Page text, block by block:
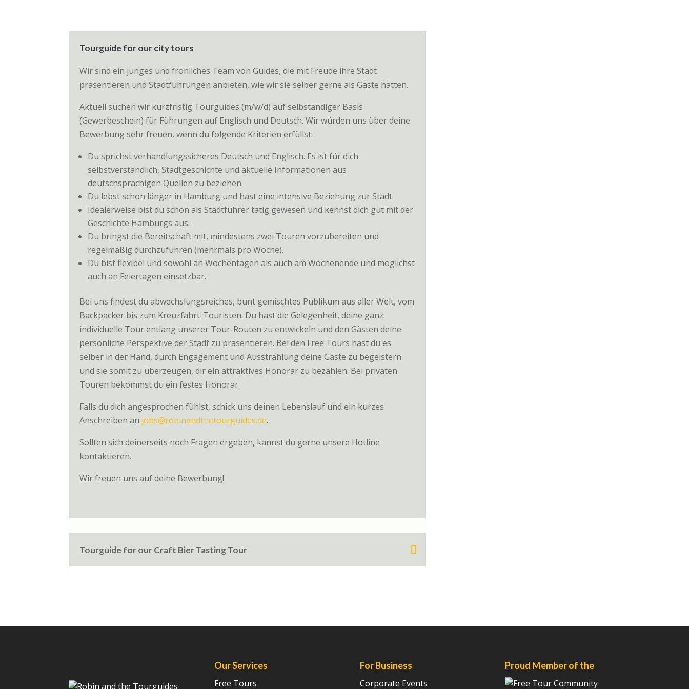
Tourguide for our city tours
Wir sind ein junges und fröhliches Team von Guides, die mit Freude ihre Stadt
präsentieren und Stadtführungen anbieten, wie wir sie selber gerne als Gäste hätten.
Aktuell suchen wir kurzfristig Tourguides (m/w/d) auf selbständiger Basis
(Gewerbeschein) für Führungen auf Englisch und Deutsch. Wir würden uns über deine
Bewerbung sehr freuen, wenn du folgende Kriterien erfüllst:
Du sprichst verhandlungssicheres Deutsch und Englisch. Es ist für dich
selbstverständlich, Stadtgeschichte und aktuelle Informationen aus
deutschsprachigen Quellen zu beziehen.
Du lebst schon länger in Hamburg und hast eine intensive Beziehung zur Stadt.
Idealerweise bist du schon als Stadtführer tätig gewesen und kennst dich gut mit der
Geschichte Hamburgs aus.
Du bringst die Bereitschaft mit, mindestens zwei Touren vorzubereiten und
regelmäßig durchzuführen (mehrmals pro Woche).
Du bist flexibel und sowohl an Wochentagen als auch am Wochenende und möglichst
auch an Feiertagen einsetzbar.
Bei uns findest du abwechslungsreiches, bunt gemischtes Publikum aus aller Welt, vom
Backpacker bis zum Kreuzfahrt-Touristen. Du hast die Gelegenheit, deine ganz
individuelle Tour entlang unserer Tour-Routen zu entwickeln und den Gästen deine
persönliche Perspektive der Stadt zu präsentieren. Bei den Free Tours hast du es
selber in der Hand, durch Engagement und Ausstrahlung deine Gäste zu begeistern
und sie somit zu überzeugen, dir ein attraktives Honorar zu bezahlen. Bei privaten
Touren bekommst du ein festes Honorar.
Falls du dich angesprochen fühlst, schick uns deinen Lebenslauf und ein kurzes
Anschreiben an jobs@robinandthetourguides.de.
Sollten sich deinerseits noch Fragen ergeben, kannst du gerne unsere Hotline
kontaktieren.
Wir freuen uns auf deine Bewerbung!
Tourguide for our Craft Bier Tasting Tour
Our Services
Free Tours
For Business
Corporate Events
Proud Member of the